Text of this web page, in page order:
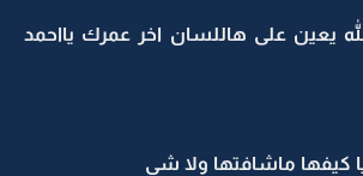
على هاللسان اخر عمرك يااحمد
ماشافتها ولا شي